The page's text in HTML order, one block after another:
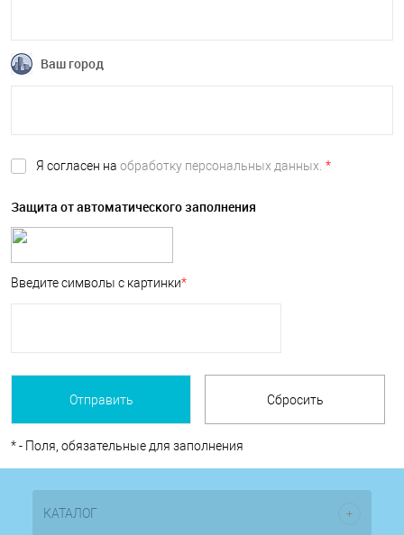
Ваш город
Я согласен на обработку персональных данных. *
Защита от автоматического заполнения
Введите символы с картинки*
*- Поля, обязательные для заполнения
КАТАЛОГ